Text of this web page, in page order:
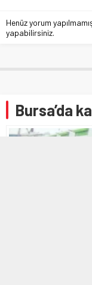
Henüz yorum
yapabilirsiniz.
Bursa’da